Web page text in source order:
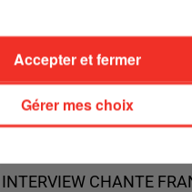
"JE RESPIRE MIEUX SUR
CALOGERO
INTERVIEW CHANTE
Gérer mes choix
Accepter et fermer